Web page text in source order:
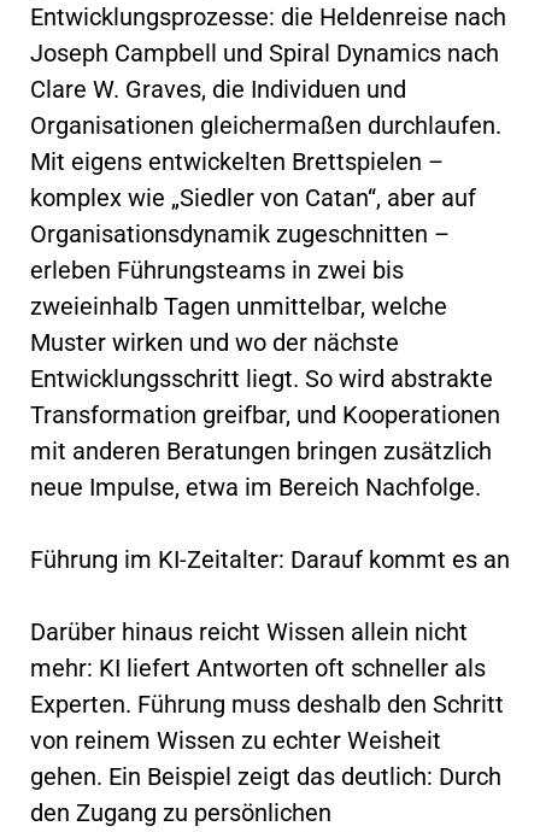
Entwicklungsprozesse: die Heldenreise nach
Joseph Campbell und Spiral Dynamics nach
Clare W. Graves, die Individuen und
Organisationen gleichermaßen durchlaufen.
Mit eigens entwickelten Brettspielen –
komplex wie „Siedler von Catan“, aber auf
Organisationsdynamik zugeschnitten –
erleben Führungsteams in zwei bis
zweieinhalb Tagen unmittelbar, welche
Muster wirken und wo der nächste
Entwicklungsschritt liegt. So wird abstrakte
Transformation greifbar, und Kooperationen
mit anderen Beratungen bringen zusätzlich
neue Impulse, etwa im Bereich Nachfolge.
Führung im KI-Zeitalter: Darauf kommt es an
Darüber hinaus reicht Wissen allein nicht
mehr: KI liefert Antworten oft schneller als
Experten. Führung muss deshalb den Schritt
von reinem Wissen zu echter Weisheit
gehen. Ein Beispiel zeigt das deutlich: Durch
den Zugang zu persönlichen